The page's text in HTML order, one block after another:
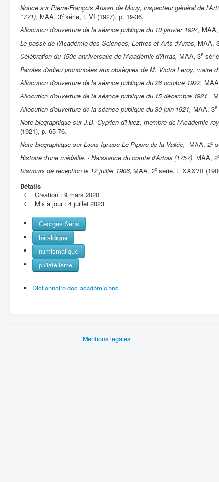
Notice sur Pierre-François Ansart de Mouy, inspecteur général de
1771), MAA, 3e série, t. VI (1927), p. 19-36.
Allocution d'ouverture de la séance publique du 10 janvier 1924,
Le passé de l'Académie des Sciences, Lettres et Arts d'Arras, MAA, 3
Célébration du 150e anniversaire de l'Académie d'Arras, MAA, 3e
Paroles d'adieu prononcées aux obsèques de M. Victor Leroy, maire
Allocution d'ouverture de la séance publique du 26 octobre 1922,
Allocution d'ouverture de la séance publique du 15 décembre 1921,
Allocution d'ouverture de la séance publique du 30 juin 1921, MAA, 3e
Note biographique sur J.B. Cyprien d'Huez, membre de l'Académie
(1921), p. 65-76.
Note biographique sur Louis Ignace Le Pippre de la Vallée, MAA, 2e
Histoire d'une médaille. - Naissance du comte d'Artois (1757), MAA, 2
Discours de réception le 12 juillet 1906, MAA, 2e série, t. XXXVII
Détails
Création : 9 mars 2020
Mis à jour : 4 juillet 2023
Georges Sens
héraldique
numismatique
philatélisme
Dictionnaire des académiciens
Mentions légales